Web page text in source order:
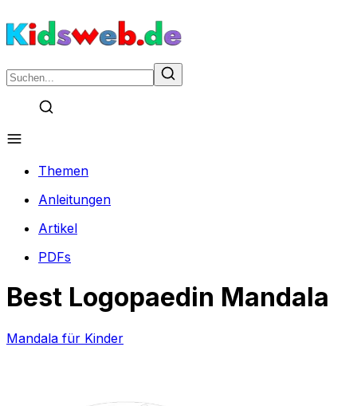
Themen
Anleitungen
Artikel
PDFs
Best Logopaedin Mandala
Mandala für Kinder